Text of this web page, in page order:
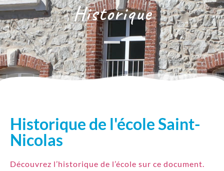
Historique
Historique de l'école Saint-
Nicolas
Découvrez l’historique de l’école sur ce document.